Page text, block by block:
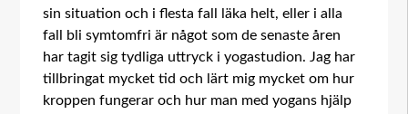
sin situation och i flesta fall läka helt, eller i alla
fall bli symtomfri är något som de senaste åren
har tagit sig tydliga uttryck i yogastudion. Jag har
tillbringat mycket tid och lärt mig mycket om hur
kroppen fungerar och hur man med yogans hjälp